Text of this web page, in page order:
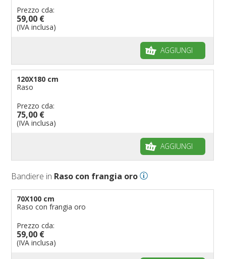
Prezzo cda:
59,00 €
(IVA inclusa)
AGGIUNGI
120X180 cm
Raso
Prezzo cda:
75,00 €
(IVA inclusa)
AGGIUNGI
Bandiere in Raso con frangia oro
70X100 cm
Raso con frangia oro
Prezzo cda:
59,00 €
(IVA inclusa)